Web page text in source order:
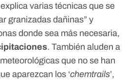
varias técnicas que se
granizadas dañinas” y
donde sea más necesaria,
. También aluden a
que no se han
aparezcan los ‘chemtrails’,